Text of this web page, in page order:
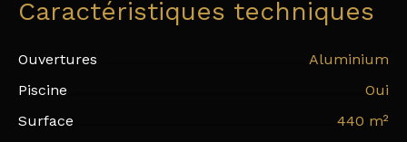
Caractéristiques techniques
Ouvertures
Aluminium
Piscine
Oui
Surface
440 m²